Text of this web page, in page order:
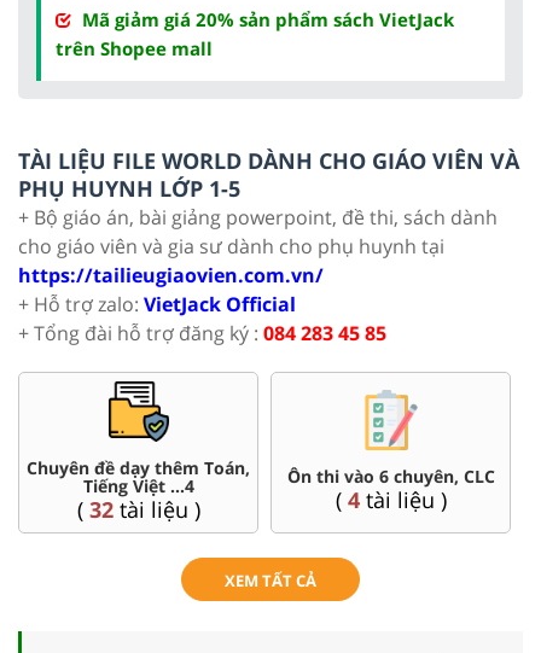
Mã giảm giá 20% sản phẩm sách VietJack
trên Shopee mall
TÀI LIỆU FILE WORLD DÀNH CHO GIÁO VIÊN VÀ
PHỤ HUYNH LỚP 1-5
+ Bộ giáo án, bài giảng powerpoint, đề thi, sách dành
cho giáo viên và gia sư dành cho phụ huynh tại
https://tailieugiaovien.com.vn/
+ Hỗ trợ zalo: VietJack Official
+ Tổng đài hỗ trợ đăng ký : 084 283 45 85
Chuyên đề dạy thêm Toán,
Tiếng Việt ...4
( 32tài liệu )
Ôn thi vào 6 chuyên, CLC
( 4tài liệu )
XEM TẤT CẢ